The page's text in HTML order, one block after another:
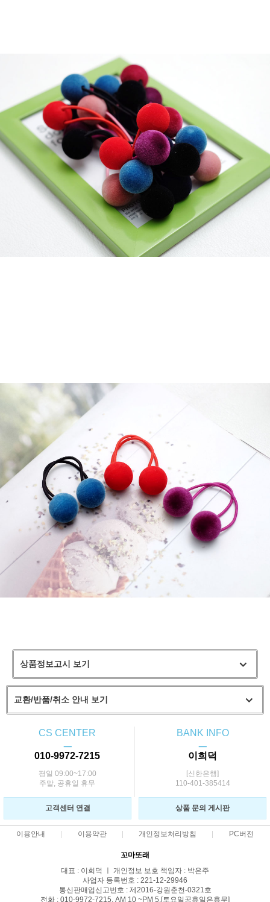
상품정보고시 보기
교환/반품/취소 안내 보기
CS CENTER
ㅡ
010-9972-7215
평일 09:00~17:00
주말, 공휴일 휴무
BANK INFO
ㅡ
이희덕
[신한은행]
110-401-385414
고객센터 연결 상품 문의 게시판
이용안내 이용약관 개인정보처리방침 PC버전
꼬마또래
대표 : 이희덕 ㅣ 개인정보 보호 책임자 : 박은주
사업자 등록번호 : 221-12-29946
통신판매업신고번호 : 제2016-강원춘천-0321호
전화 : 010-9972-7215, AM 10 ~PM 5,[토요일공휴일은휴무]